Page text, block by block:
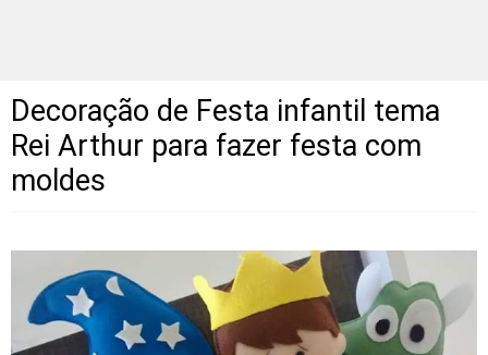
Decoração de Festa infantil tema
Rei Arthur para fazer festa com
moldes